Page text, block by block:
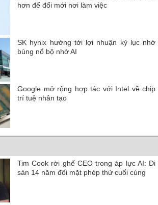
hơn để đổi mới nơi làm việc
SK hynix hướng tới lợi nhuận kỷ lục nhờ
bùng nổ bộ nhớ AI
Google mở rộng hợp tác với Intel về chip
trí tuệ nhân tạo
Tim Cook rời ghế CEO trong áp lực AI: Di
sản 14 năm đối mặt phép thử cuối cùng